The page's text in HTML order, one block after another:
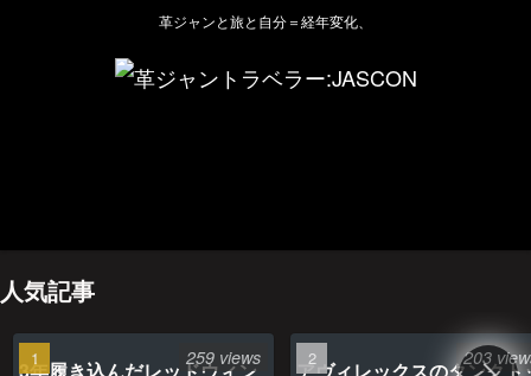
革ジャンと旅と自分＝経年変化、
人気記事
259 views 203